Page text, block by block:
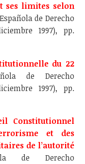
ses limites selon
de Derecho
1997), pp.
du 22
de Derecho
1997), pp.
Constitutionnel
et des
de l’autorité
de Derecho